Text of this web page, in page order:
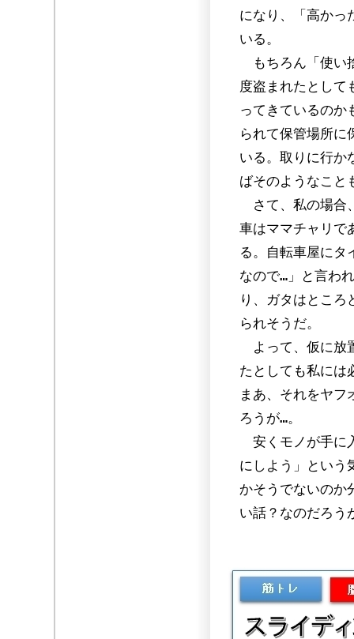
になり、「高かっ
いる。
もちろん「使い
度盗まれたとして
ってきているのか
られて保管場所に
いる。取りに行か
ばそのようなこと
さて、私の場合
車はママチャリで
る。自転車屋にタ
なので…」と言わ
り、ガタはところ
られそうだ。
よって、仮に放
たとしても私には
まあ、それをヤフ
ろうが…。
安くモノが手に
にしよう」という
かそうでないのか
い話？なのだろう